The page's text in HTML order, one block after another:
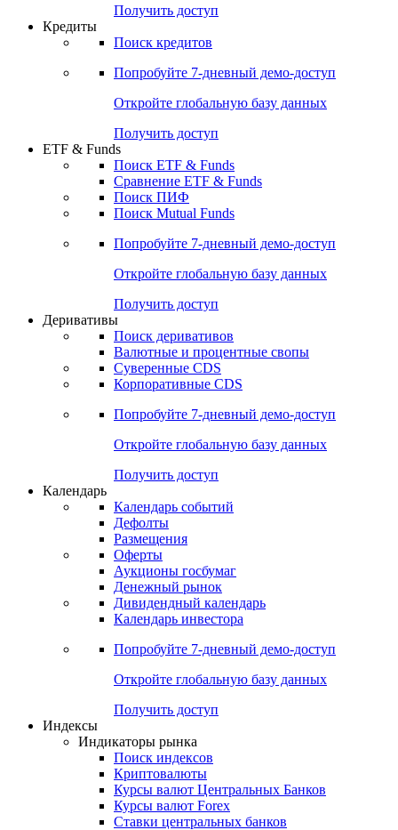
Получить доступ
Кредиты
Поиск кредитов
Попробуйте 7-дневный демо-доступ
Откройте глобальную базу данных
Получить доступ
ETF & Funds
Поиск ETF & Funds
Сравнение ETF & Funds
Поиск ПИФ
Поиск Mutual Funds
Попробуйте 7-дневный демо-доступ
Откройте глобальную базу данных
Получить доступ
Деривативы
Поиск деривативов
Валютные и процентные свопы
Суверенные CDS
Корпоративные CDS
Попробуйте 7-дневный демо-доступ
Откройте глобальную базу данных
Получить доступ
Календарь
Календарь событий
Дефолты
Размещения
Оферты
Аукционы госбумаг
Денежный рынок
Дивидендный календарь
Календарь инвестора
Попробуйте 7-дневный демо-доступ
Откройте глобальную базу данных
Получить доступ
Индексы
Индикаторы рынка
Поиск индексов
Криптовалюты
Курсы валют Центральных Банков
Курсы валют Forex
Ставки центральных банков